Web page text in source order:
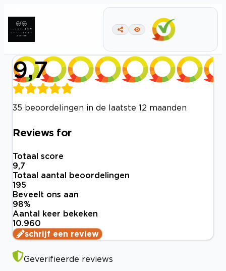
9,7
35 beoordelingen in de laatste 12 maanden
Reviews for
Totaal score
9,7
Totaal aantal beoordelingen
195
Beveelt ons aan
98%
Aantal keer bekeken
10.960
schrijf een review
Geverifieerde reviews